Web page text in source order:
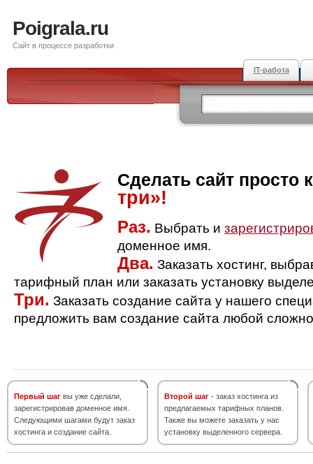
Poigrala.ru
Сайт в процессе разработки
IT-работа
Сделать сайт просто
три»!
Раз. Выбрать и
доменное имя.
Два. Заказать хостинг,
тарифный план или заказать установку
Три. Заказать создание сайта у нашего
предложить вам создание сайта любой
Первый шаг вы уже сделали,
зарегистрировав доменное имя.
Следующими шагами будут заказ
хостинга и создание сайта.
Второй шаг - заказ хостинга из
предлагаемых тарифных планов.
Также вы можете заказать у нас
установку выделенного сервера.